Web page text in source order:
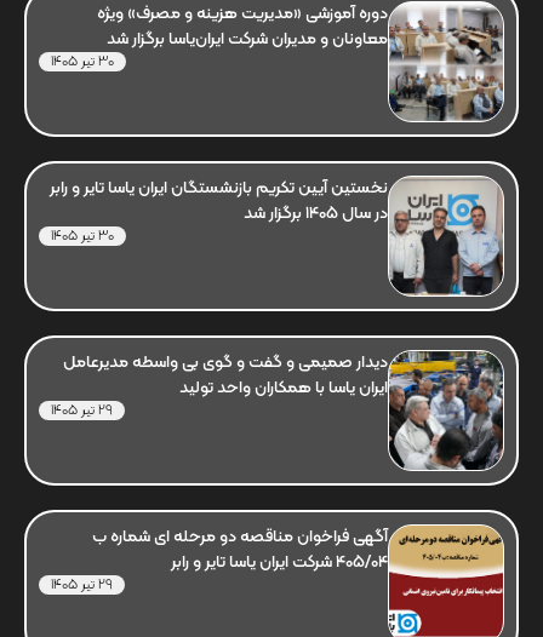
دوره آموزشی «مدیریت هزینه و مصرف» ویژه
معاونان و مدیران شرکت ایران‌یاسا برگزار شد
30 تیر 1405
نخستین آیین تکریم بازنشستگان ایران یاسا تایر و رابر
در سال 1405 برگزار شد
30 تیر 1405
دیدار صمیمی و گفت و گوی بی واسطه مدیرعامل
ایران یاسا با همکاران واحد تولید
29 تیر 1405
آگهی فراخوان مناقصه دو مرحله ای شماره ب
405/04 شرکت ایران یاسا تایر و رابر
29 تیر 1405